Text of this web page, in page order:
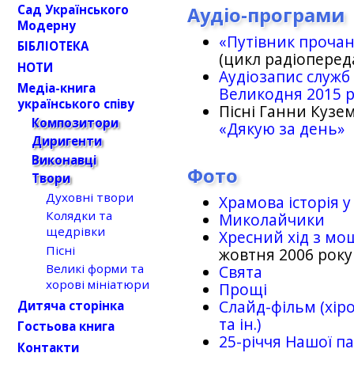
Аудіо-програми
«Путівник
(цикл
Аудіозапис
Великодня 2015
Пісні Ганни
«Дякую за день»
Фото
Храмова історія
Миколайчики
Хресний хід з
жовтня 2006 року
Свята
Прощі
Слайд-фільм
та ін.)
25-рiччя Нашої
Сад Українського
Модерну
БІБЛІОТЕКА
НОТИ
Медіа-книга
українського співу
Композитори
Диригенти
Виконавці
Твори
Духовні твори
Колядки та
щедрівки
Пісні
Великі форми та
хорові мініатюри
Дитяча сторінка
Гостьова книга
Контакти